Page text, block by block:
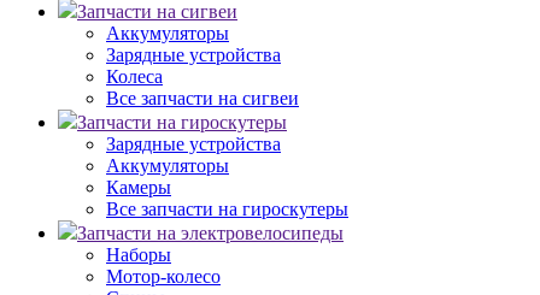
Запчасти на сигвеи
Аккумуляторы
Зарядные устройства
Колеса
Все запчасти на сигвеи
Запчасти на гироскутеры
Зарядные устройства
Аккумуляторы
Камеры
Все запчасти на гироскутеры
Запчасти на электровелосипеды
Наборы
Мотор-колесо